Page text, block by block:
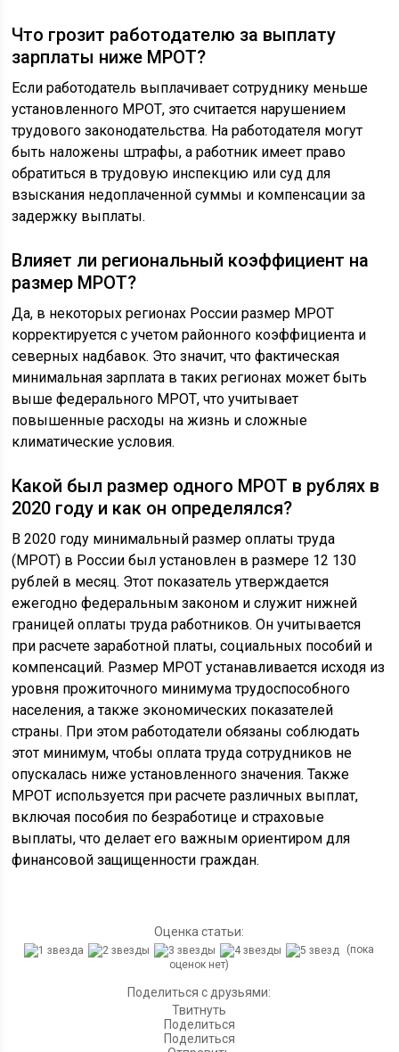
Что грозит работодателю за выплату
зарплаты ниже МРОТ?
Если работодатель выплачивает сотруднику меньше
установленного МРОТ, это считается нарушением
трудового законодательства. На работодателя могут
быть наложены штрафы, а работник имеет право
обратиться в трудовую инспекцию или суд для
взыскания недоплаченной суммы и компенсации за
задержку выплаты.
Влияет ли региональный коэффициент на
размер МРОТ?
Да, в некоторых регионах России размер МРОТ
корректируется с учетом районного коэффициента и
северных надбавок. Это значит, что фактическая
минимальная зарплата в таких регионах может быть
выше федерального МРОТ, что учитывает
повышенные расходы на жизнь и сложные
климатические условия.
Какой был размер одного МРОТ в рублях в
2020 году и как он определялся?
В 2020 году минимальный размер оплаты труда
(МРОТ) в России был установлен в размере 12 130
рублей в месяц. Этот показатель утверждается
ежегодно федеральным законом и служит нижней
границей оплаты труда работников. Он учитывается
при расчете заработной платы, социальных пособий и
компенсаций. Размер МРОТ устанавливается исходя из
уровня прожиточного минимума трудоспособного
населения, а также экономических показателей
страны. При этом работодатели обязаны соблюдать
этот минимум, чтобы оплата труда сотрудников не
опускалась ниже установленного значения. Также
МРОТ используется при расчете различных выплат,
включая пособия по безработице и страховые
выплаты, что делает его важным ориентиром для
финансовой защищенности граждан.
Оценка статьи:
(пока
оценок нет)
Поделиться с друзьями:
Твитнуть
Поделиться
Поделиться